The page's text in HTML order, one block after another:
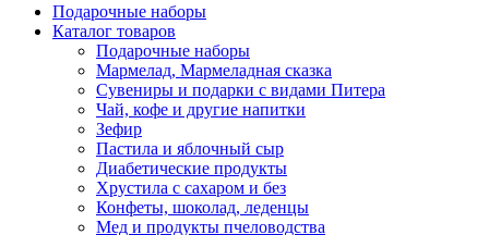
Подарочные наборы
Каталог товаров
Подарочные наборы
Мармелад, Мармеладная сказка
Сувениры и подарки с видами Питера
Чай, кофе и другие напитки
Зефир
Пастила и яблочный сыр
Диабетические продукты
Хрустила с сахаром и без
Конфеты, шоколад, леденцы
Мед и продукты пчеловодства